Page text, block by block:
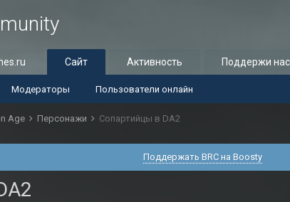
Сайт
Модераторы Пользователи онлайн
Активность Поддержи
Age Персонажи Сопартийцы в DA2
Поддержать BRC на Boosty